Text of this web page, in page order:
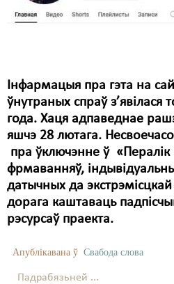
Інфармацыя пра гэта на
ўнутраных спраў з’явілася
года. Хаця адпаведнае
яшчэ 28 лютага.
пра ўключэнне ў «Пералік
фрмаванняў,
датычных да
дорага каштаваць
рэсурсаў праекта.
Апублікавана ў Свабода слова
Падрабязьней ...